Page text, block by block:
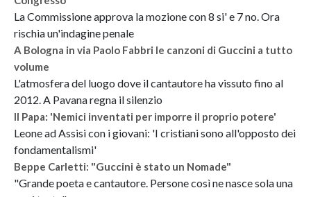
La Commissione approva la mozione con 8 si' e 7 no. Ora
rischia un'indagine penale
A Bologna in via Paolo Fabbri le canzoni di Guccini a tutto
volume
L'atmosfera del luogo dove il cantautore ha vissuto fino al
2012. A Pavana regna il silenzio
Il Papa: 'Nemici inventati per imporre il proprio potere'
Leone ad Assisi con i giovani: 'I cristiani sono all'opposto dei
fondamentalismi'
Beppe Carletti: "Guccini è stato un Nomade"
"Grande poeta e cantautore. Persone così ne nasce sola una